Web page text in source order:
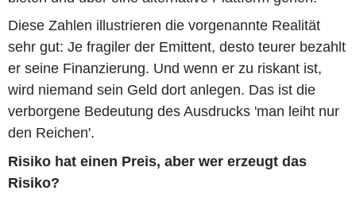
Diese Zahlen illustrieren die vorgenannte Realität
sehr gut: Je fragiler der Emittent, desto teurer bezahlt
er seine Finanzierung. Und wenn er zu riskant ist,
wird niemand sein Geld dort anlegen. Das ist die
verborgene Bedeutung des Ausdrucks 'man leiht nur
den Reichen'.
Risiko hat einen Preis, aber wer erzeugt das
Risiko?